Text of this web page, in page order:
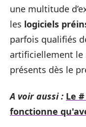
une multitude
les logiciels
parfois qualifiés
artificiellement le
présents dès le
A voir aussi : Le
fonctionne